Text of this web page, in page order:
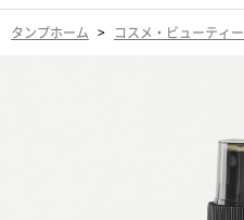
タンプホーム > コスメ・ビューティー